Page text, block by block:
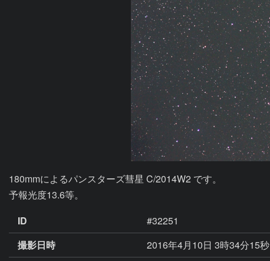
180mmによるパンスターズ彗星 C/2014W2 です。
予報光度13.6等。
ID
#32251
撮影日時
2016年4月10日 3時34分15秒